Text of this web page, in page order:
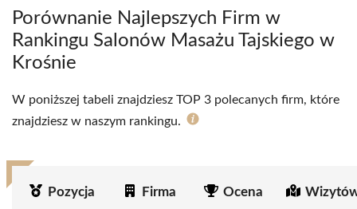
Porównanie Najlepszych Firm w
Rankingu Salonów Masażu Tajskiego w
Krośnie
W poniższej tabeli znajdziesz TOP 3 polecanych firm, które
znajdziesz w naszym rankingu.
Pozycja Firma Ocena